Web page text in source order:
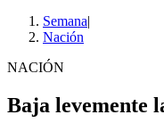
Semana|
Nación
NACIÓN
Baja levemente